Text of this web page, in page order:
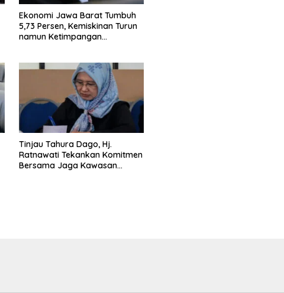
Ekonomi Jawa Barat Tumbuh
5,73 Persen, Kemiskinan Turun
namun Ketimpangan
Tinjau Tahura Dago, Hj.
Ratnawati Tekankan Komitmen
Bersama Jaga Kawasan